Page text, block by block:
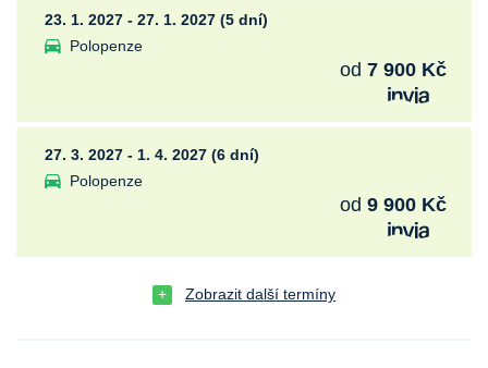
23. 1. 2027 - 27. 1. 2027 (5 dní)
Polopenze
od 7 900 Kč
27. 3. 2027 - 1. 4. 2027 (6 dní)
Polopenze
od 9 900 Kč
Zobrazit další termíny